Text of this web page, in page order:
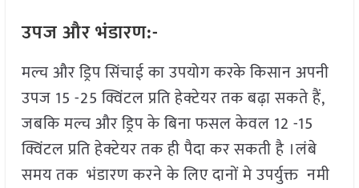
उपज और भंडारण:-
मल्च और ड्रिप सिंचाई का उपयोग करके किसान अपनी
उपज 15 -25 क्विंटल प्रति हेक्टेयर तक बढ़ा सकते हैं,
जबकि मल्च और ड्रिप के बिना फसल केवल 12 -15
क्विंटल प्रति हेक्टेयर तक ही पैदा कर सकती है ।लंबे
समय तक भंडारण करने के लिए दानों मे उपर्युक्त नमी